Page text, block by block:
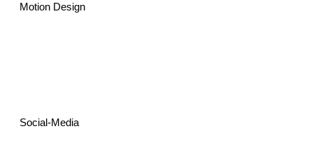
Motion Design
Social-Media